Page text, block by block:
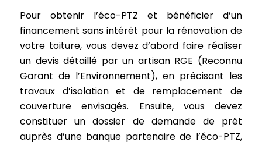
Pour obtenir l’éco-PTZ et bénéficier d’un
financement sans intérêt pour la rénovation de
votre toiture, vous devez d’abord faire réaliser
un devis détaillé par un artisan RGE (Reconnu
Garant de l’Environnement), en précisant les
travaux d’isolation et de remplacement de
couverture envisagés. Ensuite, vous devez
constituer un dossier de demande de prêt
auprès d’une banque partenaire de l’éco-PTZ,